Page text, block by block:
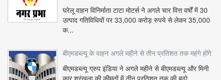
घरेलू वाहन विनिर्माता टाटा मोटर्स ने अगले चार वित्त वर्षों में 30
उत्पाद गतिविधियों पर 33,000 करोड़ रुपये से लेकर 35,000
क...
बीएमडब्ल्यू के वाहन अगले महीने से तीन प्रतिशत तक महंगे होंगे
बीएमडब्ल्यू ग्रुप इंडिया ने अगले महीने से बीएमडब्ल्यू और मिनी